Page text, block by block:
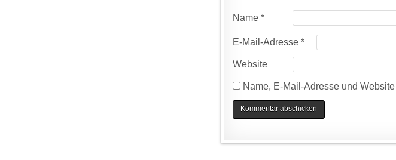
Name*
E-Mail-Adresse*
Website
Name, E-Mail-Adresse und